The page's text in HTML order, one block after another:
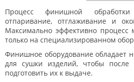
Процесс финишной
отпаривание, отглаживание и
Максимально эффективно процесс
только на специализированном
Финишное оборудование обладает
для сушки изделий, чтобы после
подготовить их к выдаче.